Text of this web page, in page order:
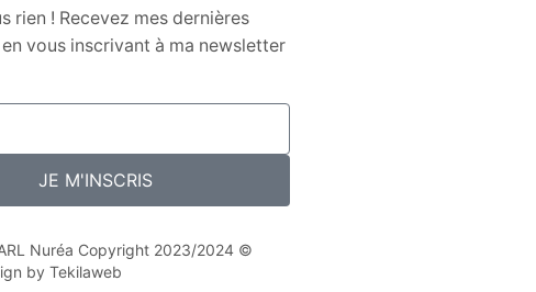
rien ! Recevez mes dernières
vous inscrivant à ma newsletter
JE M'INSCRIS
Nuréa Copyright 2023/2024 ©
by Tekilaweb